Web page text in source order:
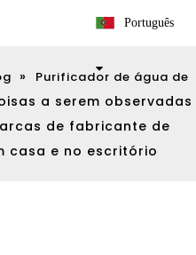
Português
»
Purificador de água de
a serem observadas
de fabricante de
casa e no escritório